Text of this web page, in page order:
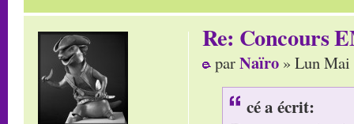
Re: Concours
parNaïro » Lun Mai
cé a écrit: